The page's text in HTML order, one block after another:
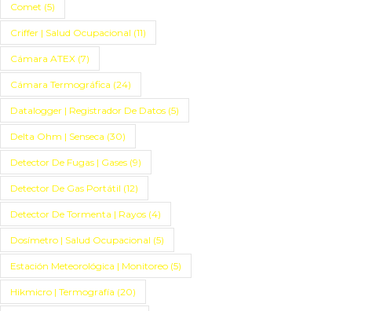
Comet (5)
Criffer | Salud Ocupacional (11)
Cámara ATEX (7)
Cámara Termográfica (24)
Datalogger | Registrador De Datos (5)
Delta Ohm | Senseca (30)
Detector De Fugas | Gases (9)
Detector De Gas Portátil (12)
Detector De Tormenta | Rayos (4)
Dosímetro | Salud Ocupacional (5)
Estación Meteorológica | Monitoreo (5)
Hikmicro | Termografía (20)